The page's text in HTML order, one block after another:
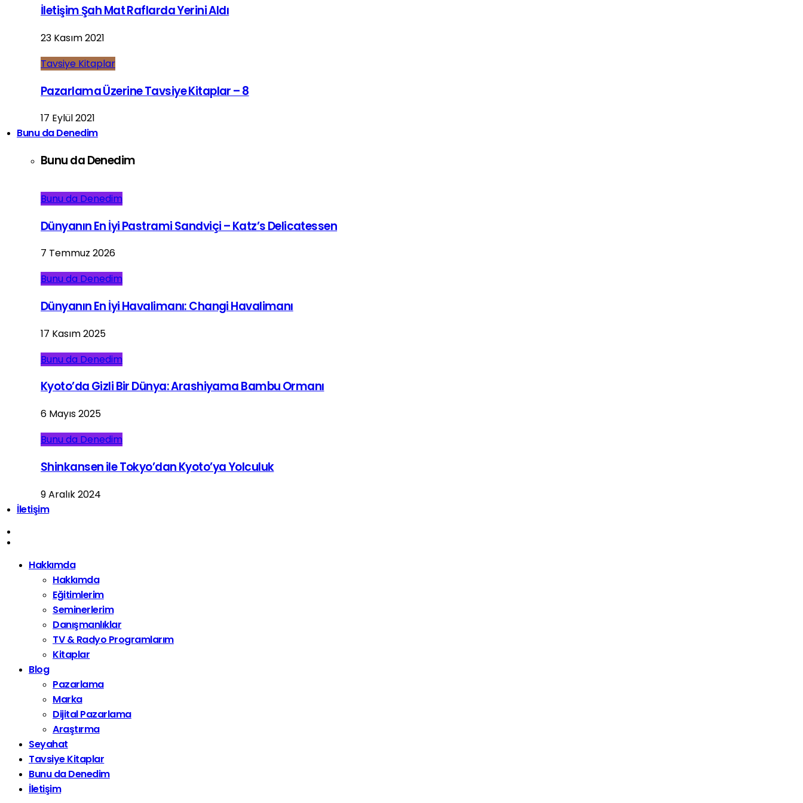
İletişim Şah Mat Raflarda Yerini Aldı
23 Kasım 2021
Tavsiye Kitaplar
Pazarlama Üzerine Tavsiye Kitaplar – 8
17 Eylül 2021
Bunu da Denedim
Bunu da Denedim
Bunu da Denedim
Dünyanın En İyi Pastrami Sandviçi – Katz’s Delicatessen
7 Temmuz 2026
Bunu da Denedim
Dünyanın En İyi Havalimanı: Changi Havalimanı
17 Kasım 2025
Bunu da Denedim
Kyoto’da Gizli Bir Dünya: Arashiyama Bambu Ormanı
6 Mayıs 2025
Bunu da Denedim
Shinkansen ile Tokyo’dan Kyoto’ya Yolculuk
9 Aralık 2024
İletişim
Hakkımda
Hakkımda
Eğitimlerim
Seminerlerim
Danışmanlıklar
TV & Radyo Programlarım
Kitaplar
Blog
Pazarlama
Marka
Dijital Pazarlama
Araştırma
Seyahat
Tavsiye Kitaplar
Bunu da Denedim
İletişim